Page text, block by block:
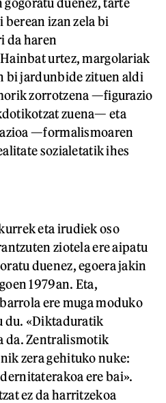
izan zela bi
da haren
urtez, margolariak
bi jardunbide zituen aldi
zorrotzena —figurazio
zuena— eta
—formalismoaren
sozialetatik ihes
eta irudiek oso
ziotela ere aipatu
duenez, egoera jakin
1979an. Eta,
ere muga moduko
du. «Diktaduratik
da. Zentralismotik
zera gehituko nuke:
ere bai».
ez da harritzekoa